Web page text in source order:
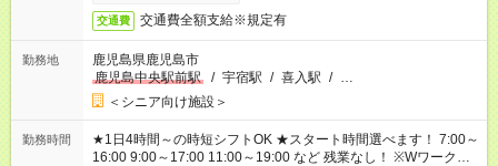
交通費 交通費全額支給※規定有
勤務地
鹿児島県鹿児島市
鹿児島中央駅前駅
/ 宇宿駅 / 喜入駅 / …
＜シニア向け施設＞
勤務時間
★1日4時間～の時短シフトOK ★スタート時間選べます！ 7:00～
16:00 9:00～17:00 11:00～19:00 など 残業なし！ ※Wワークの